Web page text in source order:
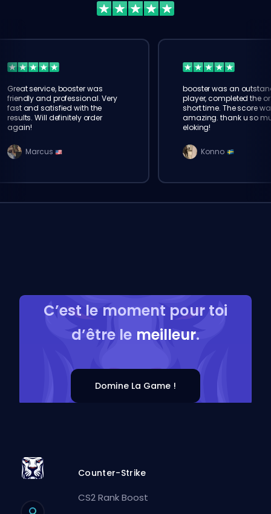
Great service, booster was
friendly and professional. Very
fast and satisfied with the
results. Will definitely order
again!
Marcus
booster was an
player, completed the
short time. The score
amazing. thank u so
eloking!
Konno
C’est le moment pour toi
d’être le meilleur.
Domine La Game !
Counter-Strike
CS2 Rank Boost